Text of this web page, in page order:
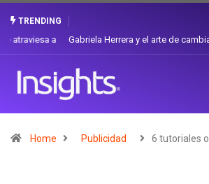
TRENDING
Gabriela Herrera y el arte de cambiarse el
Home Publicidad 6 tutoriales